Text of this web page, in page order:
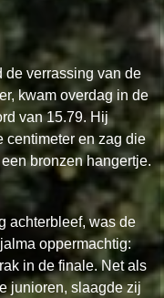
de verrassing van de
kwam overdag in de
van 15.79. Hij
centimeter en zag die
bronzen hangertje.
achterbleef, was de
oppermachtig:
in de finale. Net als
junioren, slaagde zij